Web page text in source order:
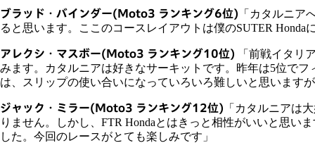
ブラッド・バインダー(Moto3 ランキング6位) 「カタルニア
ると思います。ここのコースレイアウトは僕のSUTER
アレクシ・マスボー(Moto3 ランキング10位) 「前戦イタリ
みます。カタルニアは好きなサーキットです。昨年は5位で
は、スリップの使い合いになっていろいろ難しいと思います
ジャック・ミラー(Moto3 ランキング12位) 「カタルニアは
りません。しかし、FTR Hondaとはきっと相性がいいと思い
した。今回のレースがとても楽しみです」